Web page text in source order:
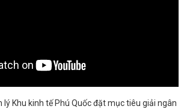
lý Khu kinh tế Phú Quốc đặt mục tiêu giải ngân